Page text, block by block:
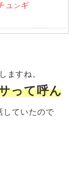
ュ ン ギ
ますね。
って呼ん
していたので